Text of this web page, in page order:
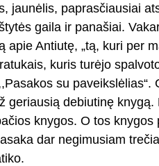
jaunėlis, paprasčiausiai
gaila ir panašiai.
apie Antiutę, „tą, kuri per
kuris turėjo
su paveikslėlias“.
geriausią debiutinę
knygos. O tos knygos
dar negimusiam